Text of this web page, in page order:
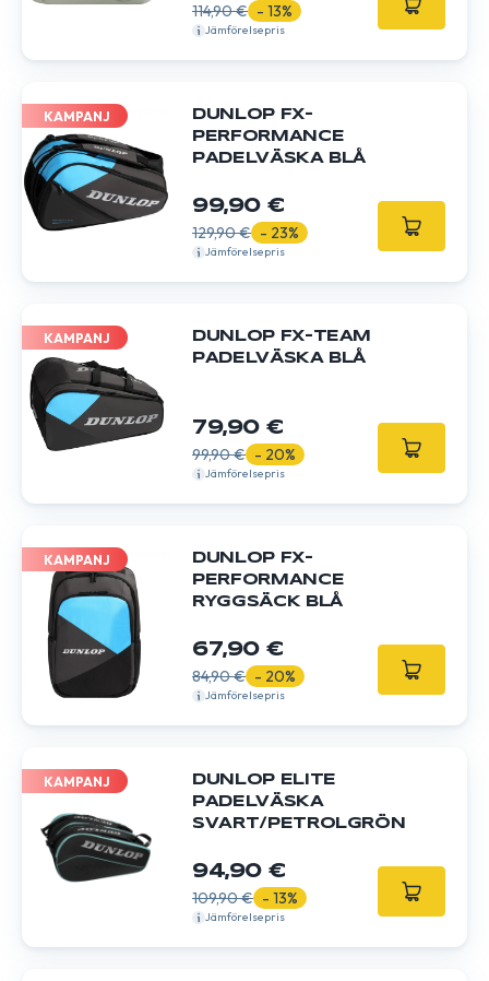
114,90 € - 13%
Jämförelsepris
KAMPANJ
DUNLOP FX-
PERFORMANCE
PADELVÄSKA BLÅ
99,90 €
129,90 € - 23%
Jämförelsepris
KAMPANJ
DUNLOP FX-TEAM
PADELVÄSKA BLÅ
79,90 €
99,90 € - 20%
Jämförelsepris
KAMPANJ
DUNLOP FX-
PERFORMANCE
RYGGSÄCK BLÅ
67,90 €
84,90 € - 20%
Jämförelsepris
KAMPANJ
DUNLOP ELITE
PADELVÄSKA
SVART/PETROLGRÖN
94,90 €
109,90 € - 13%
Jämförelsepris